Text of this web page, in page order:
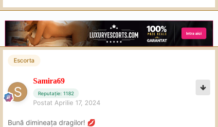
Sper sa ne revedem curând..
pana una alta numai bine ..
Escorta
Samira69
Reputație: 1182
Postat Aprilie 17, 2024
Bună dimineața dragilor! 💋